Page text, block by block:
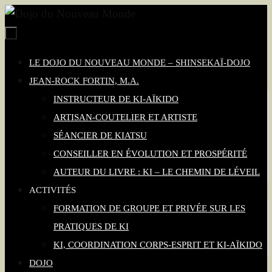
Passer
vers
contenu
PasserLE DOJO DU NOUVEAU MONDE – SHINSEKAÏ-DOJO
JEAN-ROCK FORTIN, M.A.
INSTRUCTEUR DE KI-AÏKIDO
ARTISAN-COUTELIER ET ARTISTE
SÉANCIER DE KIATSU
CONSEILLER EN ÉVOLUTION ET PROSPÉRITÉ
AUTEUR DU LIVRE : KI – LE CHEMIN DE LÉVEIL
ACTIVITÉS
FORMATION DE GROUPE ET PRIVÉE SUR LES
PRATIQUES DE KI
KI, COORDINATION CORPS-ESPRIT ET KI-AÏKIDO
DOJO